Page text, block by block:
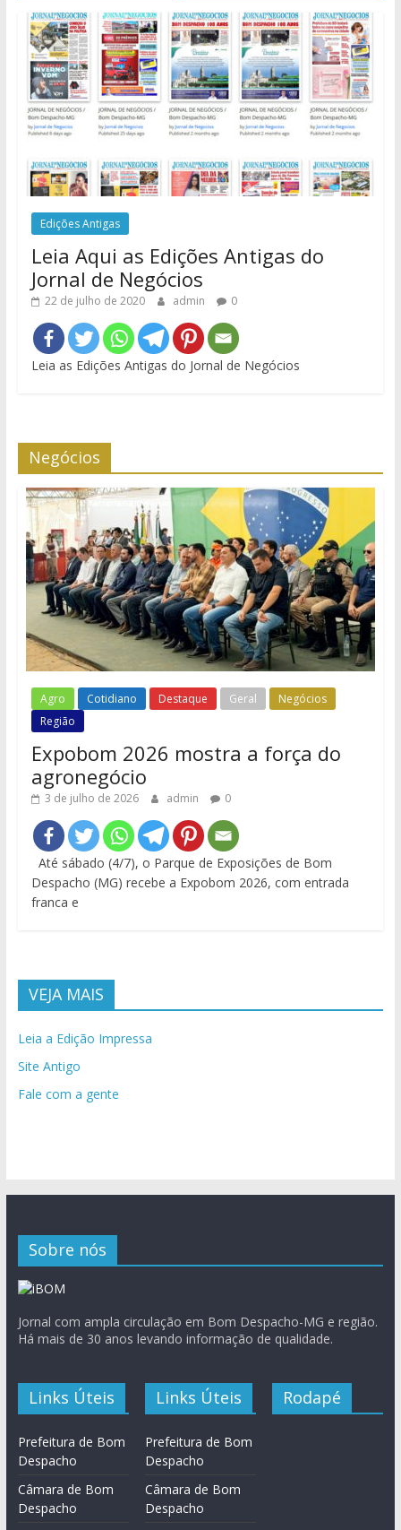
Edições Antigas
Leia Aqui as Edições Antigas do
Jornal de Negócios
22 de julho de 2020 admin 0
Leia as Edições Antigas do Jornal de Negócios
Negócios
Agro Cotidiano Destaque Geral
Negócios
Região
Expobom 2026 mostra a força do
agronegócio
3 de julho de 2026 admin 0
Até sábado (4/7), o Parque de Exposições de Bom
Despacho (MG) recebe a Expobom 2026, com entrada
franca e
VEJA MAIS
Leia a Edição Impressa
Site Antigo
Fale com a gente
Sobre nós
Jornal com ampla circulação em Bom Despacho-MG e região.
Há mais de 30 anos levando informação de qualidade.
Links Úteis
Prefeitura de Bom
Despacho
Câmara de Bom
Despacho
Links Úteis
Prefeitura de Bom
Despacho
Câmara de Bom
Despacho
Rodapé